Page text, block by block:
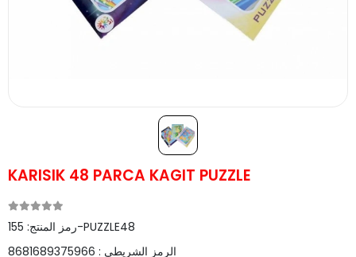
KARISIK 48 PARCA KAGIT PUZZLE
رمز المنتج:155-PUZZLE48
الرمز الشريطي : 8681689375966